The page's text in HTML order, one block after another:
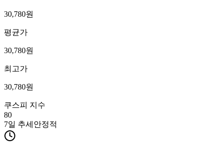
30,780원
평균가
30,780원
최고가
30,780원
쿠스피 지수
80
7일 추세 안정적